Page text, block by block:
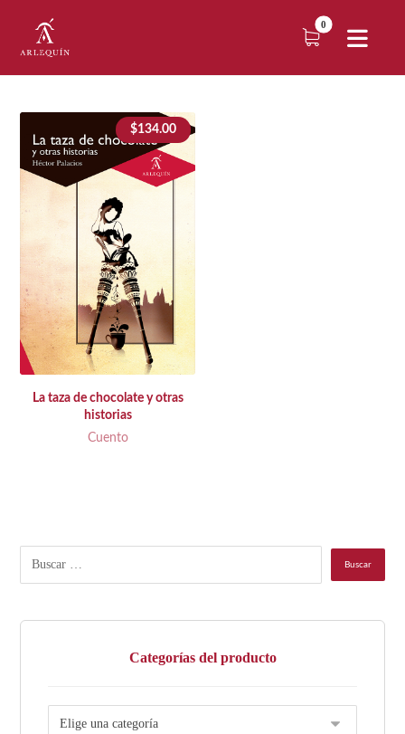
La taza de chocolate y otras
historias
Cuento
$134.00
Categorías del producto